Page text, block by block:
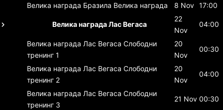
Велика награда Бразила Велика награда 8 Nov 17:00
Велика награда Лас Вегаса
22
Nov
04:00
Велика награда Лас Вегаса Слободни
тренинг 1
20
Nov
00:30
Велика награда Лас Вегаса Слободни
тренинг 2
20
Nov
04:00
Велика награда Лас Вегаса Слободни
тренинг 3
21 Nov 00:30